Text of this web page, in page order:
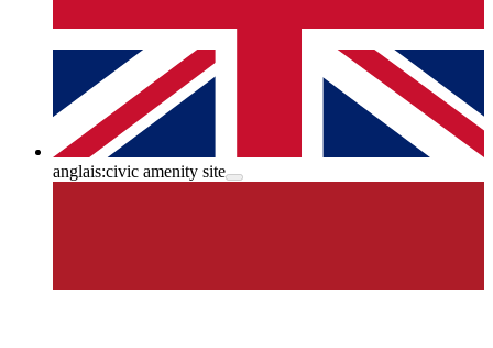
anglais:civic amenity site